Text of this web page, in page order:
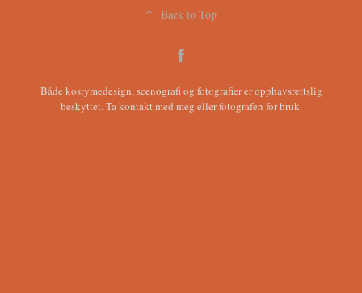
↑ Back to Top
Både kostymedesign, scenografi og fotografier er opphavsrettslig
beskyttet. Takontakt med meg eller fotografen for bruk.